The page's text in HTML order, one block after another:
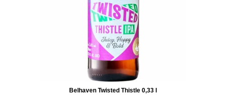
Belhaven Twisted Thistle 0,33 l